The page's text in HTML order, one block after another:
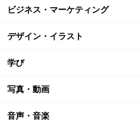
ビジネス・マーケティング
デザイン・イラスト
学び
写真・動画
音声・音楽